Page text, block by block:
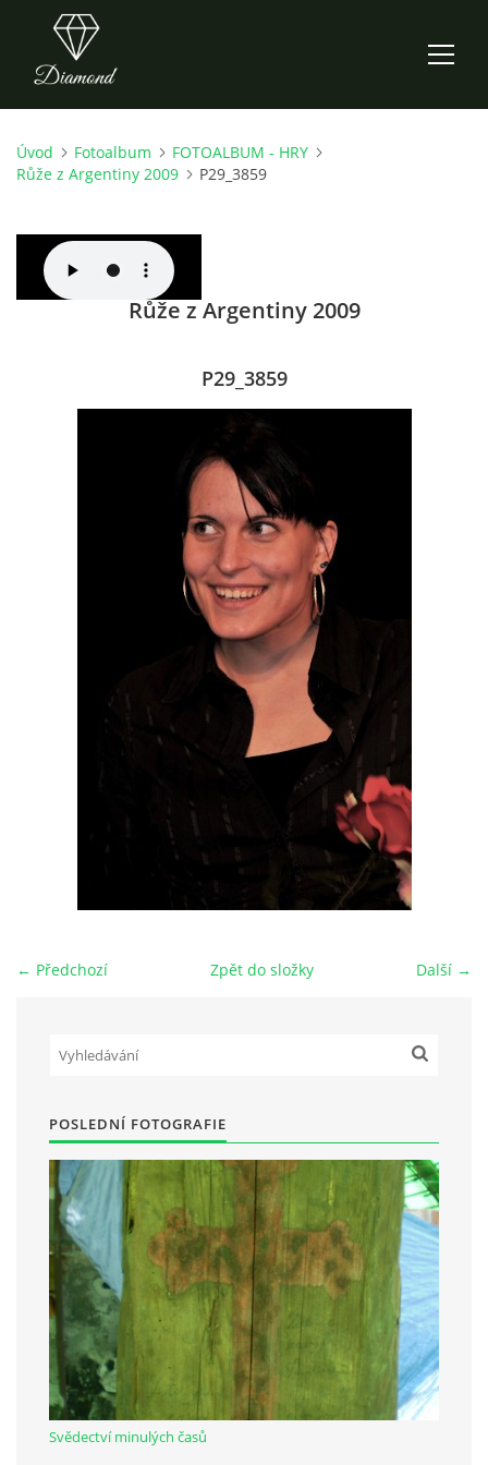
ÚVOD
O NÁS
KDY, KDE A CO HRAJEME
VIDEOZÁZNAMY Z HER
ČLENOVÉ - SOUČASNOST
Občanská vzdělávací jednota "Komenský" v Choceradech z.s.
257 24 Chocerady
IČ: 498 28 614
Kontaktní osoba:
Mgr. Miroslava Cinkeisová
723 967 851
Mirkaci@email.cz
© 2026 eStránky.cz RSS
Úvod Fotoalbum
FOTOALBUM - HRY
Růže z Argentiny 2009
P29_3859
Růže z Argentiny 2009
P29_3859
← Předchozí Další →
Zpět do složky
POSLEDNÍ FOTOGRAFIE
Svědectví minulých časů